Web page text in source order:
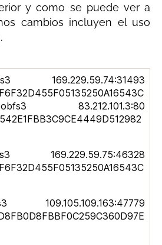
y como se puede ver a
cambios incluyen el uso
83.212.101.3:80